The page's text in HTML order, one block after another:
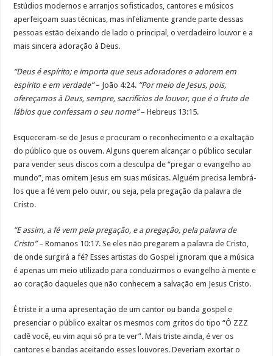
Estúdios modernos e arranjos sofisticados, cantores e músicos
aperfeiçoam suas técnicas, mas infelizmente grande parte dessas
pessoas estão deixando de lado o principal, o verdadeiro louvor e a
mais sincera adoração à Deus.
“Deus é espírito; e importa que seus adoradores o adorem em
espírito e em verdade”– João 4:24. “Por meio de Jesus, pois,
ofereçamos à Deus, sempre, sacrifícios de louvor, que é o fruto de
lábios que confessam o seu nome”– Hebreus 13:15.
Esqueceram-se de Jesus e procuram o reconhecimento e a exaltação
do público que os ouvem. Alguns querem alcançar o público secular
para vender seus discos com a desculpa de “pregar o evangelho ao
mundo”, mas omitem Jesus em suas músicas. Alguém precisa lembrá-
los que a fé vem pelo ouvir, ou seja, pela pregação da palavra de
Cristo.
“E assim, a fé vem pela pregação, e a pregação, pela palavra de
Cristo”– Romanos 10:17. Se eles não pregarem a palavra de Cristo,
de onde surgirá a fé? Esses artistas do Gospel ignoram que a música
é apenas um meio utilizado para conduzirmos o evangelho à mente e
ao coração daqueles que não conhecem a salvação em Jesus Cristo.
É triste ir a uma apresentação de um cantor ou banda gospel e
presenciar o público exaltar os mesmos com gritos do tipo “Ô ZZZ
cadê você, eu vim aqui só pra te ver”. Mais triste ainda, é ver os
cantores e bandas aceitando esses louvores. Deveriam exortar o